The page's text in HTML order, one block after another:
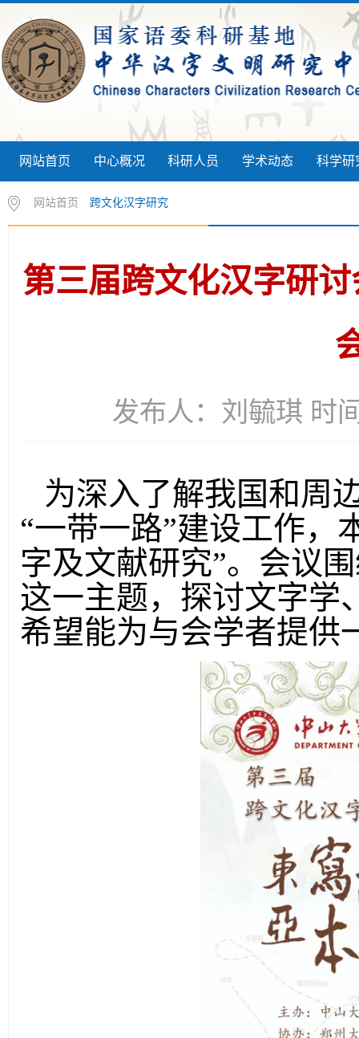
网站首页 中心概况 科研人员 学术动态 科学研
网站首页 跨文化汉字研究
第三届跨文化汉字研
发布人：刘毓琪 时
为深入了解我国和周
“一带一路”建设工作，
字及文献研究”。会议
这一主题，探讨文字学
希望能为与会学者提供